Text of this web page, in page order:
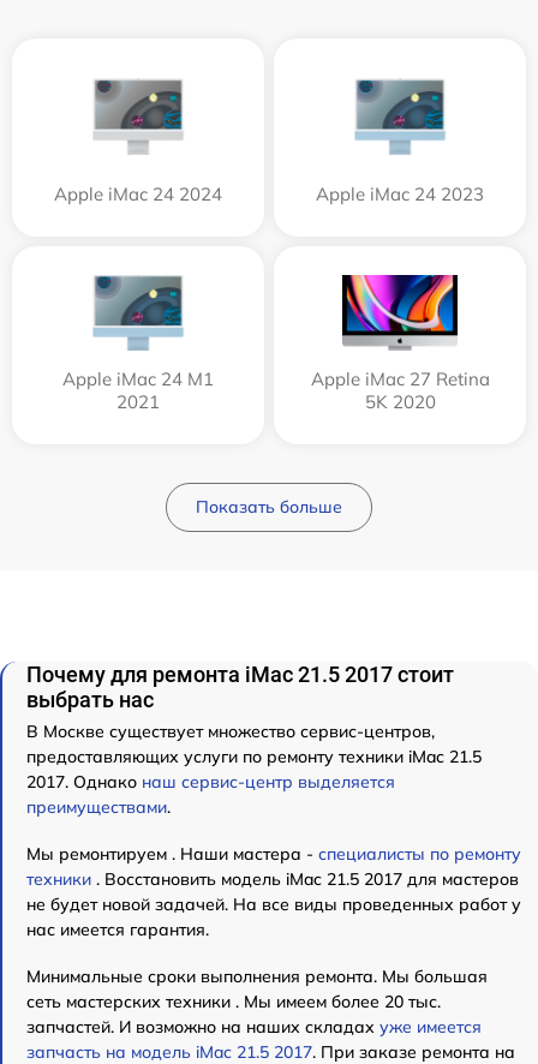
Apple iMac 24 2024 Apple iMac 24 2023
Apple iMac 24 M1
2021
Apple iMac 27 Retina
5K 2020
Показать больше
Почему для ремонта iMac 21.5 2017 стоит
выбрать нас
В Москве существует множество сервис-центров,
предоставляющих услуги по ремонту техники iMac 21.5
2017. Однако наш сервис-центр выделяется
преимуществами.
Мы ремонтируем . Наши мастера - специалисты по ремонту
техники . Восстановить модель iMac 21.5 2017 для мастеров
не будет новой задачей. На все виды проведенных работ у
нас имеется гарантия.
Минимальные сроки выполнения ремонта. Мы большая
сеть мастерских техники . Мы имеем более 20 тыс.
запчастей. И возможно на наших складах уже имеется
запчасть на модель iMac 21.5 2017. При заказе ремонта на